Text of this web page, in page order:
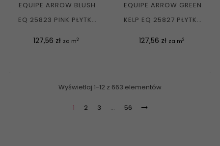
EQUIPE ARROW BLUSH
EQ 25823 PINK PŁYTKA
Cena
127,56 zł za m2
EQUIPE ARROW GREEN
KELP EQ 25827 PŁYTKA
Cena
127,56 zł za m2
Wyświetlaj 1-12 z 663 elementów
1 2 3 … 56